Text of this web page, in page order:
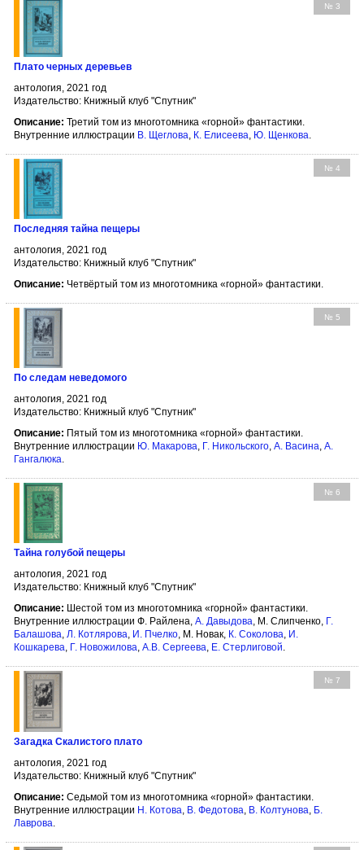
№ 3
Плато черных деревьев
антология, 2021 год
Издательство: Книжный клуб "Спутник"
Описание: Третий том из многотомника «горной» фантастики.
Внутренние иллюстрации В. Щеглова К. Елисеева Ю. Щенкова
№ 4
Последняя тайна пещеры
антология, 2021 год
Издательство: Книжный клуб "Спутник"
Описание: Четвёртый том из многотомника «горной» фантастики.
№ 5
По следам неведомого
антология, 2021 год
Издательство: Книжный клуб "Спутник"
Описание: Пятый том из многотомника «горной» фантастики.
Внутренние иллюстрации Ю. Макарова Г. Никольского А. Васина А.
Гангалюка
№ 6
Тайна голубой пещеры
антология, 2021 год
Издательство: Книжный клуб "Спутник"
Описание: Шестой том из многотомника «горной» фантастики.
Внутренние иллюстрации Ф. Райлена, А. Давыдова, М. Слипченко, Г.
Балашова, Л. Котлярова, И. Пчелко, М. Новак, К. Соколова, И.
Кошкарева, Г. Новожилова, А.В. Сергеева, Е. Стерлиговой.
№ 7
Загадка Скалистого плато
антология, 2021 год
Издательство: Книжный клуб "Спутник"
Описание: Седьмой том из многотомника «горной» фантастики.
Внутренние иллюстрации Н. Котова В. Федотова В. Колтунова Б.
Лаврова